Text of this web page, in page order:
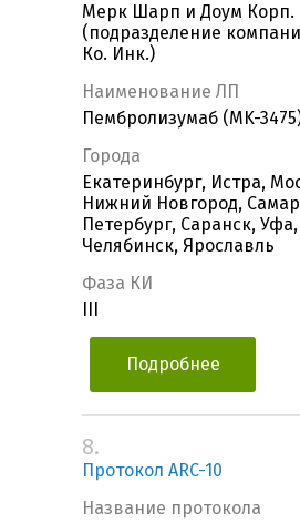
Мерк Шарп и Доум Корп.
(подразделение
Ко. Инк.)
Наименование ЛП
Пембролизумаб (MK-
Города
Екатеринбург, Истра,
Нижний Новгород,
Петербург, Саранск, Уфа,
Челябинск, Ярославль
Фаза КИ
Подробнее
8.
Протокол ARC-10
Название протокола